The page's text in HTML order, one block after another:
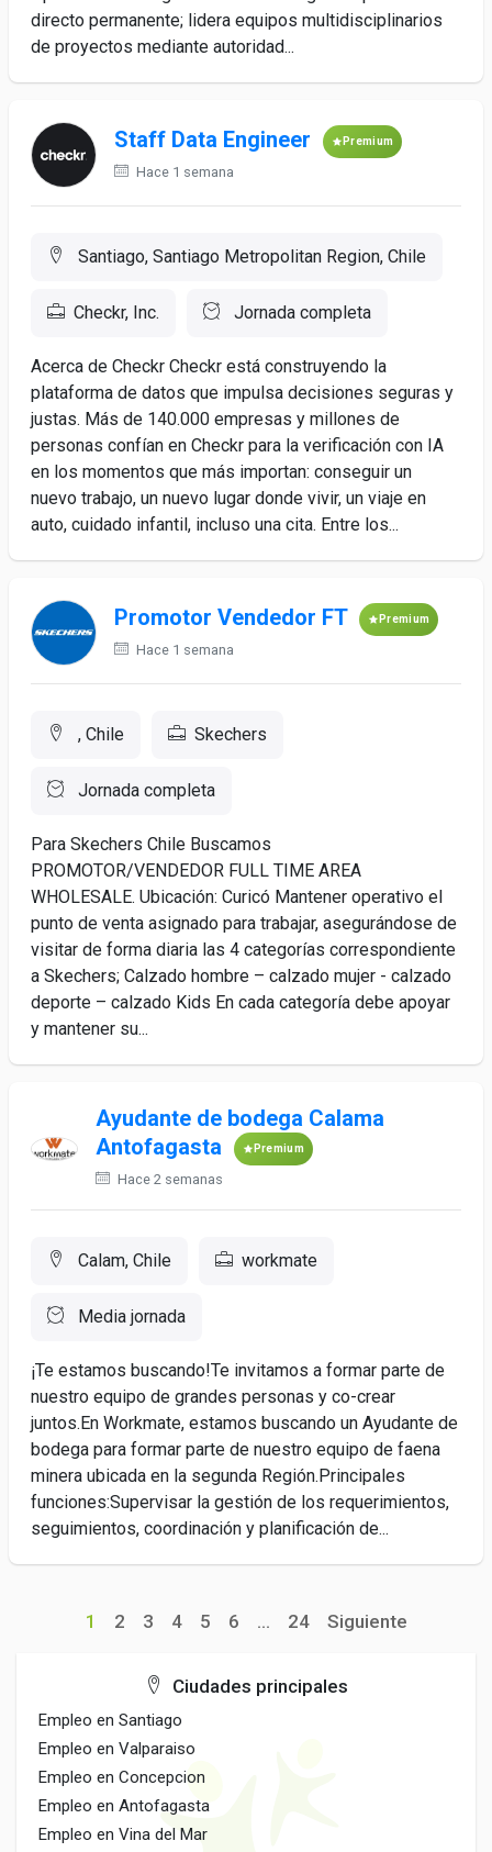
directo permanente; lidera equipos multidisciplinarios
de proyectos mediante autoridad...
Staff Data Engineer Premium
Hace 1 semana
Santiago, Santiago Metropolitan Region, Chile
Checkr, Inc. Jornada completa
Acerca de Checkr Checkr está construyendo la
plataforma de datos que impulsa decisiones seguras y
justas. Más de 140.000 empresas y millones de
personas confían en Checkr para la verificación con IA
en los momentos que más importan: conseguir un
nuevo trabajo, un nuevo lugar donde vivir, un viaje en
auto, cuidado infantil, incluso una cita. Entre los...
Promotor Vendedor FT Premium
Hace 1 semana
, Chile Skechers
Jornada completa
Para Skechers Chile Buscamos
PROMOTOR/VENDEDOR FULL TIME AREA
WHOLESALE. Ubicación: Curicó Mantener operativo el
punto de venta asignado para trabajar, asegurándose de
visitar de forma diaria las 4 categorías correspondiente
a Skechers; Calzado hombre – calzado mujer - calzado
deporte – calzado Kids En cada categoría debe apoyar
y mantener su...
Ayudante de bodega Calama
Antofagasta
Premium
Hace 2 semanas
Calam, Chile workmate
Media jornada
¡Te estamos buscando!Te invitamos a formar parte de
nuestro equipo de grandes personas y co-crear
juntos.En Workmate, estamos buscando un Ayudante de
bodega para formar parte de nuestro equipo de faena
minera ubicada en la segunda Región.Principales
funciones:Supervisar la gestión de los requerimientos,
seguimientos, coordinación y planificación de...
1 2 3 4 5 6 ... 24 Siguiente
Ciudades principales
Empleo en Santiago
Empleo en Valparaiso
Empleo en Concepcion
Empleo en Antofagasta
Empleo en Vina del Mar